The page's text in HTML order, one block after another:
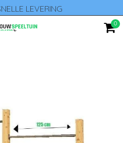
LEVERING
0